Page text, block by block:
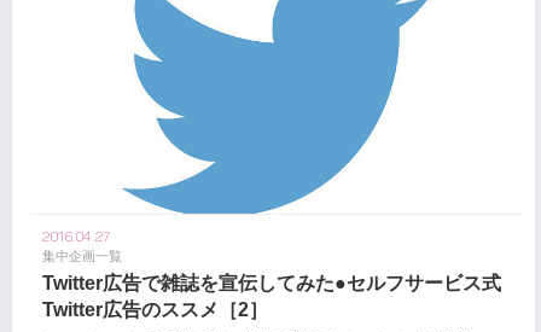
2016.04.27
集中企画一覧
Twitter広告で雑誌を宣伝してみた●セルフサービス式
Twitter広告のススメ［2］